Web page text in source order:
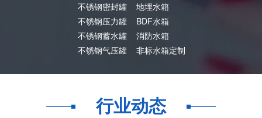
不锈钢密封罐
不锈钢压力罐
不锈钢蓄水罐
不锈钢气压罐
地埋水箱
BDF水箱
消防水箱
非标水箱定制
行业动态